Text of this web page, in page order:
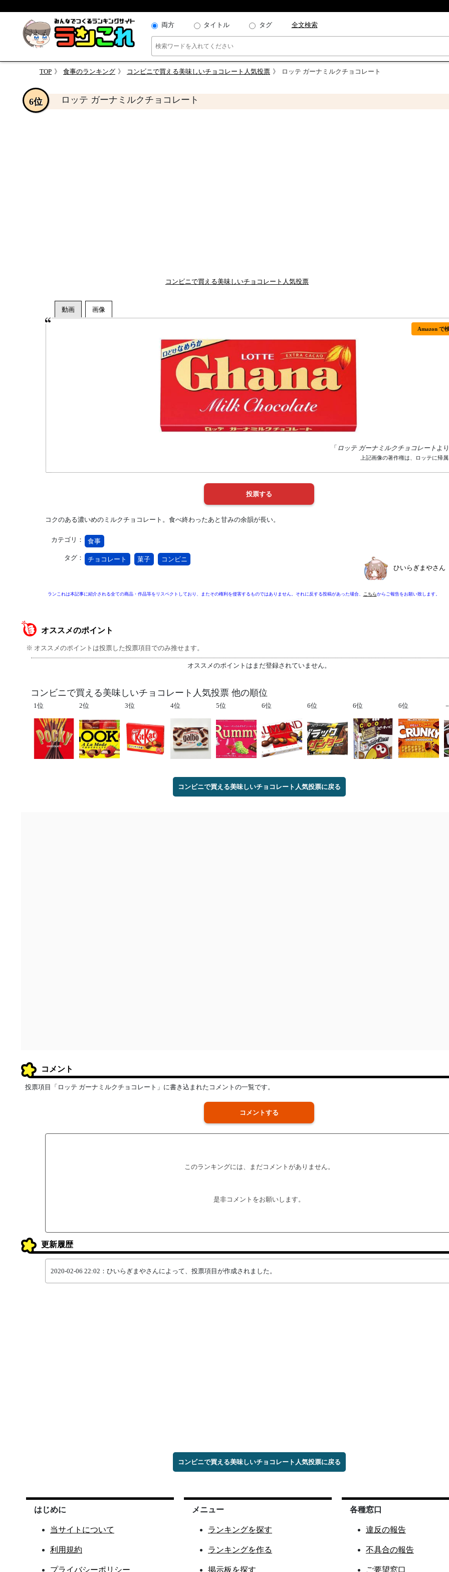
両方 タイトル タグ 全文検索
TOP 食事のランキング コンビニで買える美味しいチョコレート人気投票 ロッテ ガーナミルクチョコレート
ロッテ ガーナミルクチョコレート
6位
コンビニで買える美味しいチョコレート人気投票
Amazon で
「 ロッテ ガーナミルクチョコレート よ
上記画像の著作権は、ロッテに帰
コクのある濃いめのミルクチョコレート。食べ終わったあと甘みの余韻が長い。
カテゴリ： 食事
タグ： チョコレート 菓子
コンビニ
ひいらぎまやさん
ランこれは本記事に紹介される全ての商品・作品等をリスペクトしており、またその権利を侵害するものではありません。それに反する投稿があった場合、 こちらからご報告をお願い致します。
オススメのポイント
※ オススメのポイントは投票した投票項目でのみ推せます。
オススメのポイントはまだ登録されていません。
コンビニで買える美味しいチョコレート人気投票 他の順位
1位 2位 3位 4位 5位 6位 6位 6位 6位
コンビニで買える美味しいチョコレート人気投票に戻る
コメント
投票項目「ロッテ ガーナミルクチョコレート」に書き込まれたコメントの一覧です。
コメントする
このランキングには、まだコメントがありません。
是非コメントをお願いします。
更新履歴
2020-02-06 22:02：ひいらぎまやさんによって、投票項目が作成されました。
コンビニで買える美味しいチョコレート人気投票に戻る
はじめに
当サイトについて
利用規約
プライバシーポリシー
メニュー
ランキングを探す
ランキングを作る
掲示板を探す
各種窓口
違反の報告
不具合の報告
ご要望窓口